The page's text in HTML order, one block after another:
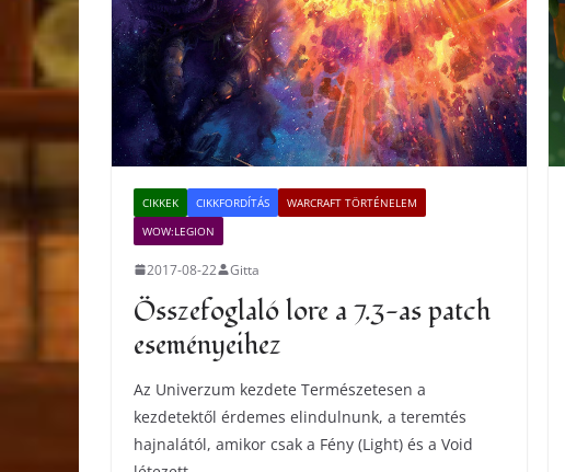
CIKKEK CIKKFORDÍTÁS
WARCRAFT TÖRTÉNELEM
WOW:LEGION
2017-08-22 Gitta
Összefoglaló lore a 7.3-as patch
eseményeihez
Az Univerzum kezdete Természetesen a
kezdetektől érdemes elindulnunk, a teremtés
hajnalától, amikor csak a Fény (Light) és a Void